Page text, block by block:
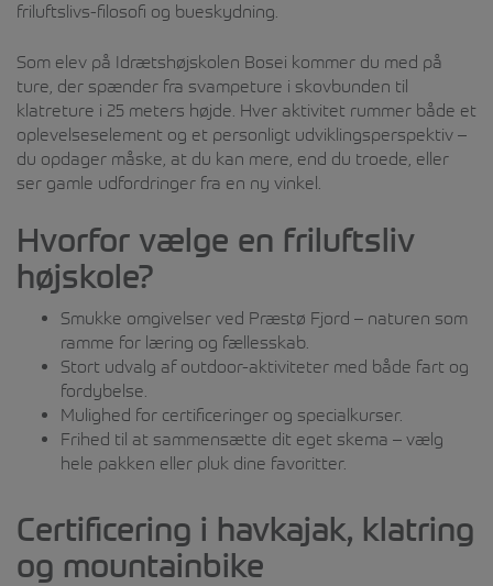
friluftslivs-filosofi og bueskydning.
Som elev på Idrætshøjskolen Bosei kommer du med på
ture, der spænder fra svampeture i skovbunden til
klatreture i 25 meters højde. Hver aktivitet rummer både et
oplevelseselement og et personligt udviklingsperspektiv –
du opdager måske, at du kan mere, end du troede, eller
ser gamle udfordringer fra en ny vinkel.
Hvorfor vælge en friluftsliv
højskole?
Smukke omgivelser ved Præstø Fjord – naturen som
ramme for læring og fællesskab.
Stort udvalg af outdoor-aktiviteter med både fart og
fordybelse.
Mulighed for certificeringer og specialkurser.
Frihed til at sammensætte dit eget skema – vælg
hele pakken eller pluk dine favoritter.
Certificering i havkajak, klatring
og mountainbike